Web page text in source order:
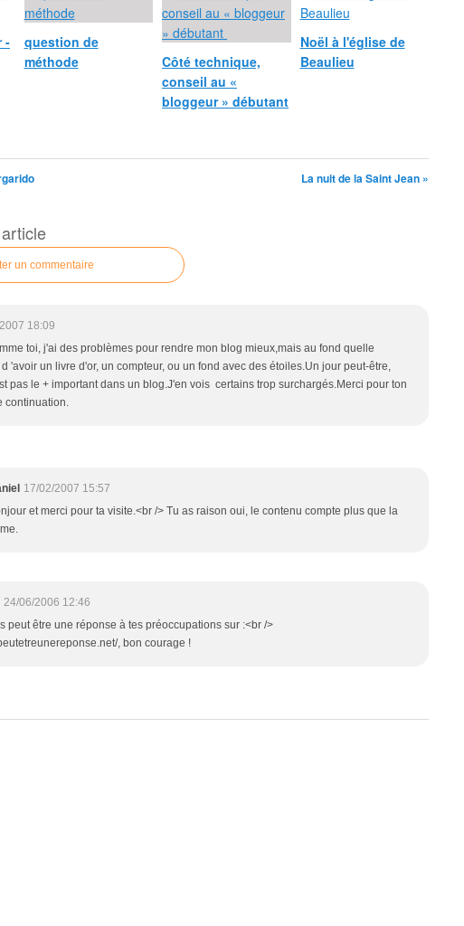
-
question de
méthode
Côté technique,
conseil au «
bloggeur » débutant
Noël à l'église de
Beaulieu
La nuit de la Saint Jean »
un commentaire
18:09
toi, j'ai des problèmes pour rendre mon blog mieux,mais au fond quelle
'avoir un livre d'or, un compteur, ou un fond avec des étoiles.Un jour peut-être,
pas le + important dans un blog.J'en vois certains trop surchargés.Merci pour ton
continuation.
17/02/2007 15:57
et merci pour ta visite.<br /> Tu as raison oui, le contenu compte plus que la
24/06/2006 12:46
peut être une réponse à tes préoccupations sur :<br />
, bon courage !